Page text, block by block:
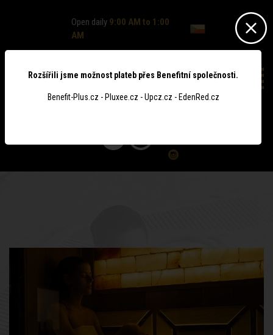
Open daily 9:00 AM to 1:00
AM
Rozšířili jsme možnost plateb přes Benefitní společnosti.
Benefit-Plus.cz - Pluxee.cz - Upcz.cz - EdenRed.cz